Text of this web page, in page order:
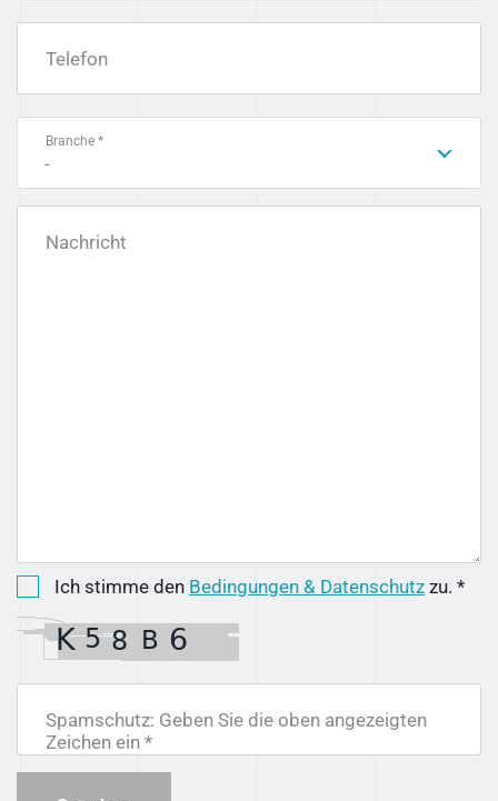
Telefon
Branche *
-
Nachricht
Ich stimme den Bedingungen & Datenschutz zu. *
Spamschutz: Geben Sie die oben angezeigten
Zeichen ein *